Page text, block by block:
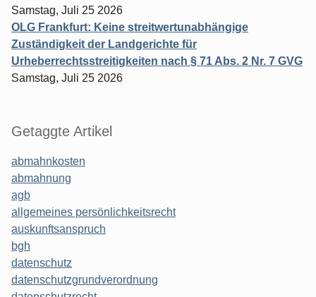
Samstag, Juli 25 2026
OLG Frankfurt: Keine streitwertunabhängige
Zuständigkeit der Landgerichte für
Urheberrechtsstreitigkeiten nach § 71 Abs. 2 Nr. 7 GVG
Samstag, Juli 25 2026
Getaggte Artikel
abmahnkosten
abmahnung
agb
allgemeines persönlichkeitsrecht
auskunftsanspruch
bgh
datenschutz
datenschutzgrundverordnung